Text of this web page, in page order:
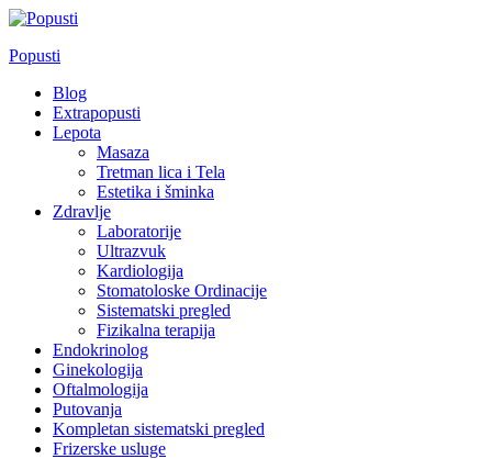
Skip
content
Popusti
Blog
Extrapopusti
Lepota
Masaza
Tretman lica i Tela
Estetika i šminka
Zdravlje
Laboratorije
Ultrazvuk
Kardiologija
Stomatoloske Ordinacije
Sistematski pregled
Fizikalna terapija
Endokrinolog
Ginekologija
Oftalmologija
Putovanja
Kompletan sistematski pregled
Frizerske usluge